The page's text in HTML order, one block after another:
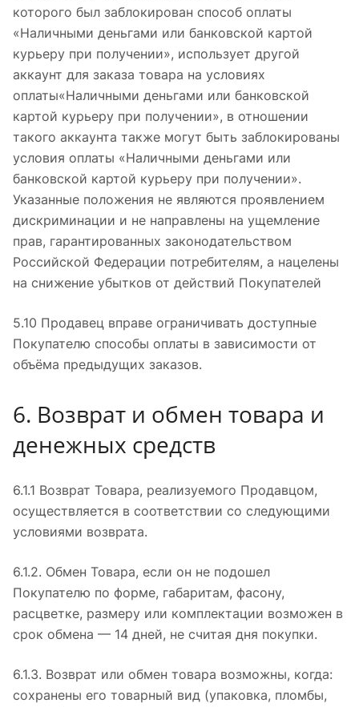
которого был заблокирован способ оплаты
«Наличными деньгами или банковской картой
курьеру при получении», использует другой
аккаунт для заказа товара на условиях
оплаты«Наличными деньгами или банковской
картой курьеру при получении», в отношении
такого аккаунта также могут быть заблокированы
условия оплаты «Наличными деньгами или
банковской картой курьеру при получении».
Указанные положения не являются проявлением
дискриминации и не направлены на ущемление
прав, гарантированных законодательством
Российской Федерации потребителям, а нацелены
на снижение убытков от действий Покупателей
5.10 Продавец вправе ограничивать доступные
Покупателю способы оплаты в зависимости от
объёма предыдущих заказов.
6. Возврат и обмен товара и
денежных средств
6.1.1 Возврат Товара, реализуемого Продавцом,
осуществляется в соответствии со следующими
условиями возврата.
6.1.2. Обмен Товара, если он не подошел
Покупателю по форме, габаритам, фасону,
расцветке, размеру или комплектации возможен в
срок обмена — 14 дней, не считая дня покупки.
6.1.3. Возврат или обмен товара возможны, когда:
сохранены его товарный вид (упаковка, пломбы,